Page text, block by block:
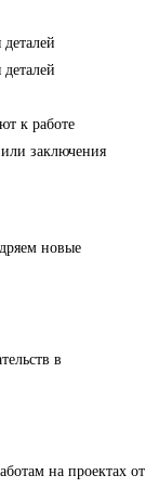
к работе
или заключения
новые
в
на проектах от